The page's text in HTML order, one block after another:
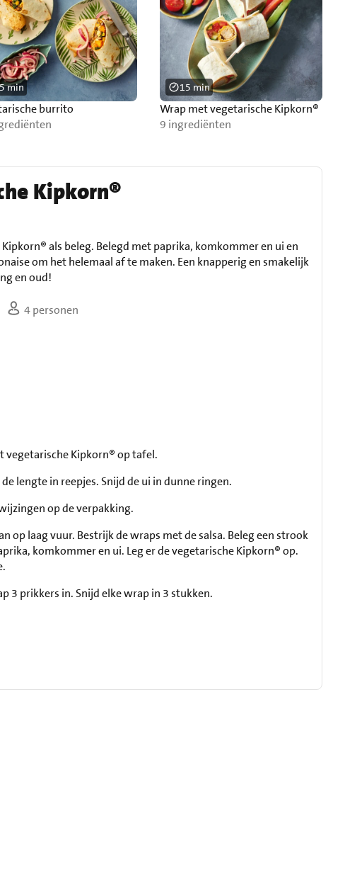
burrito
min
Wrap met vegetarische Kipkorn®
9 ingrediënten
15 min
Kipkorn®
als beleg. Belegd met paprika, komkommer en ui en
om het helemaal af te maken. Een knapperig en smakelijk
en oud!
4 personen
vegetarische Kipkorn® op tafel.
lengte in reepjes. Snijd de ui in dunne ringen.
op de verpakking.
op laag vuur. Bestrijk de wraps met de salsa. Beleg een strook
komkommer en ui. Leg er de vegetarische Kipkorn® op.
3 prikkers in. Snijd elke wrap in 3 stukken.